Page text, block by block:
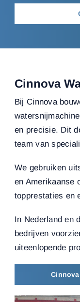
Cinnova
Bij Cinnova
en precisie. Dit
team van
We gebruiken
en Amerikaanse
topprestaties en
In Nederland en
bedrijven
uiteenlopende